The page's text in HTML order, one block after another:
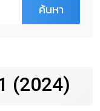
ค้นหา
(2024)